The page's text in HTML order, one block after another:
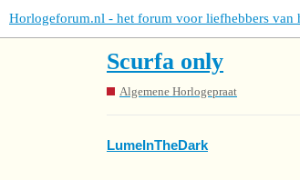
Horlogeforum.nl - het forum voor liefhebbers van
Scurfa only
Algemene Horlogepraat
LumeInTheDark